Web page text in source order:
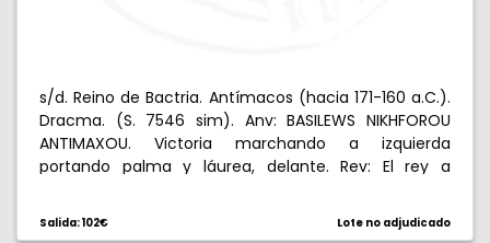
s/d. Reino de Bactria. Antímacos (hacia 171-160 a.C.).
Dracma. (S. 7546 sim). Anv: BASILEWS NIKHFOROU
ANTIMAXOU. Victoria marchando a izquierda
portando palma y láurea, delante. Rev: El rey a
Salida: 102€ Lote no adjudicado